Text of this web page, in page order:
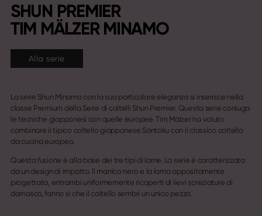
SHUN PREMIER
TIM MÄLZER MINAMO
Alla serie
La serie Shun Minamo con la sua particolare eleganza si inserisce nella
classe Premium della Serie di coltelli Shun Premier. Questa serie coniuga
le tecniche giapponesi con quelle europee. Tim Mälzer ha voluto
combinare il tipico coltello giapponese Santoku con il classico coltello
da cucina europeo.
Questa fusione è alla base dei tre tipi di lame. La serie è caratterizzata
da un design di impatto. Il manico nero e la lama appositamente
progettata, entrambi uniformemente ricoperti di lievi screziature di
damasco, fanno sì che il coltello sembri un unico pezzo.